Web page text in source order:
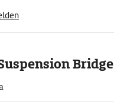
Bridge